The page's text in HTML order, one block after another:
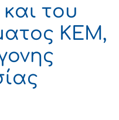
του
ΚΕΜ,